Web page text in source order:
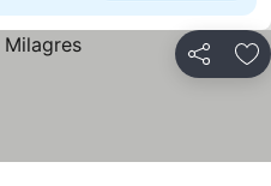
Partilhar